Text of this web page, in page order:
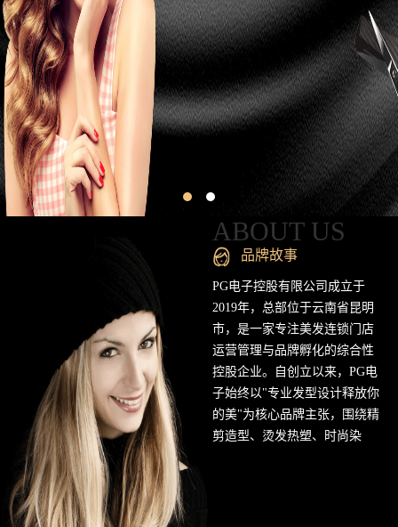
昆
明
专
业
美
发
连
方
网
站
ABOUT US
品牌故事
PG电子控股有限公司成立于
2019年，总部位于云南省昆明
市，是一家专注美发连锁门店
运营管理与品牌孵化的综合性
控股企业。自创立以来，PG电
子始终以"专业发型设计释放你
的美"为核心品牌主张，围绕精
剪造型、烫发热塑、时尚染